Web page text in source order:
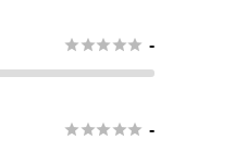
 -
 -